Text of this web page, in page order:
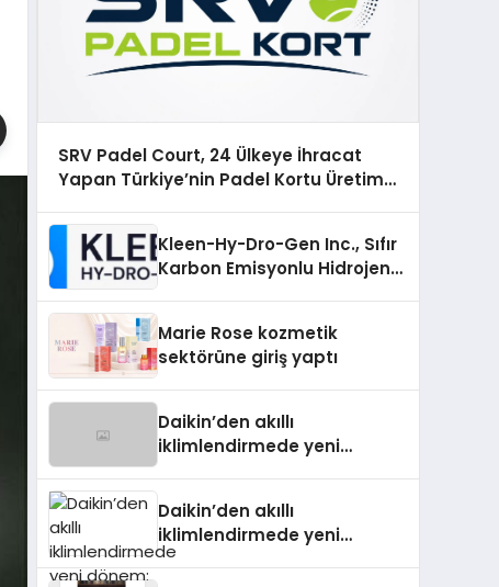
SRV Padel Court, 24 Ülkeye İhracat
Yapan Türkiye’nin Padel Kortu Üretim
Kleen-Hy-Dro-Gen Inc., Sıfır
Karbon Emisyonlu Hidrojen
Aldı
Marie Rose kozmetik
sektörüne giriş yaptı
Daikin’den akıllı
iklimlendirmede yeni
Daikin’den akıllı
iklimlendirmede yeni
dönem: Madoka Plus